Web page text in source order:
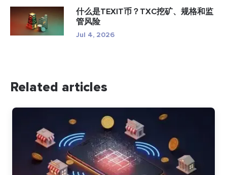
什么是TEXIT币？TXC挖矿、规格和监
管风险
Jul 4, 2026
Related articles